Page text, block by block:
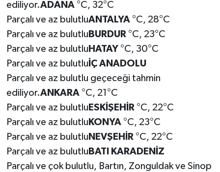
ediliyor.ADANA °C, 32°C
Parçalı ve az bulutluANTALYA °C, 28°C
Parçalı ve az bulutlu BURDUR °C, 23°C
Parçalı ve az bulutlu HATAY °C, 30°C
Parçalı ve az bulutlu İÇ ANADOLU
Parçalı ve az bulutlu geçeceği tahmin
ediliyor.ANKARA °C, 21°C
Parçalı ve az bulutlu ESKİŞEHİR °C, 22°C
Parçalı ve az bulutlu KONYA °C, 23°C
Parçalı ve az bulutlu NEVŞEHİR °C, 22°C
Parçalı ve az bulutlu BATI KARADENİZ
Parçalı ve çok bulutlu, Bartın, Zonguldak ve Sinop